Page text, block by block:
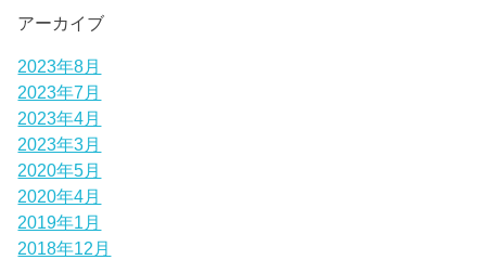
アーカイブ
2023年8月
2023年7月
2023年4月
2023年3月
2020年5月
2020年4月
2019年1月
2018年12月